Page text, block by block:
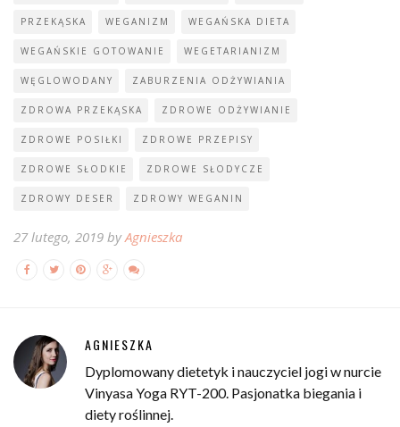
PRZEKĄSKA WEGANIZM WEGAŃSKA DIETA
WEGAŃSKIE GOTOWANIE WEGETARIANIZM
WĘGLOWODANY ZABURZENIA ODŻYWIANIA
ZDROWA PRZEKĄSKA ZDROWE ODŻYWIANIE
ZDROWE POSIŁKI ZDROWE PRZEPISY
ZDROWE SŁODKIE ZDROWE SŁODYCZE
ZDROWY DESER ZDROWY WEGANIN
27 lutego, 2019 byAgnieszka
AGNIESZKA
Dyplomowany dietetyk i nauczyciel jogi w nurcie
Vinyasa Yoga RYT-200. Pasjonatka biegania i
diety roślinnej.